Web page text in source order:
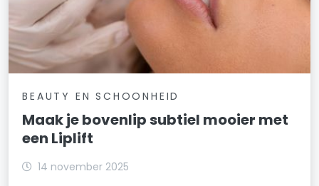
BEAUTY EN SCHOONHEID
Maak je bovenlip subtiel mooier met
een Liplift
14 november 2025